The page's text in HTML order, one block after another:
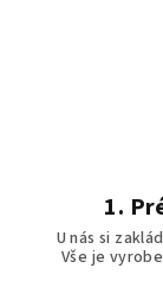
1.
U nás si
Vše je